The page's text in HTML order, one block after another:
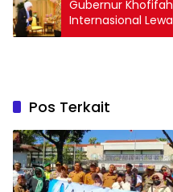
Gubernur
Internasional
Bertemu SM Lee
Sama Strategis
Pos Terkait